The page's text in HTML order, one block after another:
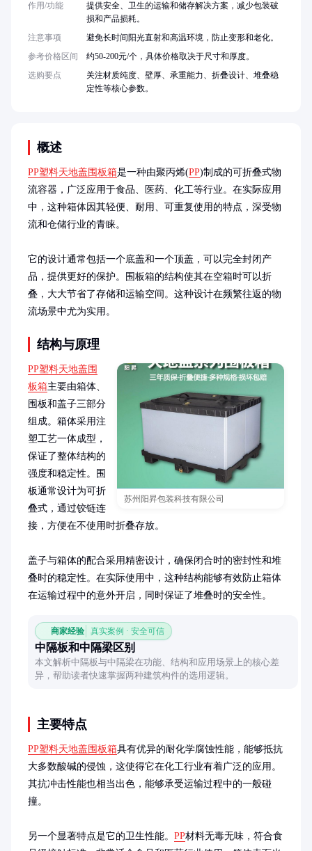
概述
PP塑料天地盖围板箱是一种由聚丙烯(PP)制成的可折叠式物
流容器，广泛应用于食品、医药、化工等行业。在实际应用
中，这种箱体因其轻便、耐用、可重复使用的特点，深受物
流和仓储行业的青睐。
它的设计通常包括一个底盖和一个顶盖，可以完全封闭产
品，提供更好的保护。围板箱的结构使其在空箱时可以折
叠，大大节省了存储和运输空间。这种设计在频繁往返的物
流场景中尤为实用。
结构与原理
苏州阳昇包装科技有限公司
PP塑料天地盖围
板箱主要由箱体、
围板和盖子三部分
组成。箱体采用注
塑工艺一体成型，
保证了整体结构的
强度和稳定性。围
板通常设计为可折
叠式，通过铰链连
接，方便在不使用时折叠存放。
盖子与箱体的配合采用精密设计，确保闭合时的密封性和堆
叠时的稳定性。在实际使用中，这种结构能够有效防止箱体
在运输过程中的意外开启，同时保证了堆叠时的安全性。
商家经验 真实案例 · 安全可信
中隔板和中隔梁区别
本文解析中隔板与中隔梁在功能、结构和应用场景上的核心差
异，帮助读者快速掌握两种建筑构件的选用逻辑。
主要特点
PP塑料天地盖围板箱具有优异的耐化学腐蚀性能，能够抵抗
大多数酸碱的侵蚀，这使得它在化工行业有着广泛的应用。
其抗冲击性能也相当出色，能够承受运输过程中的一般碰
撞。
另一个显著特点是它的卫生性能。 PP材料无毒无味，符合食
作用/功能
提供安全、卫生的运输和储存解决方案，减少包装破
损和产品损耗。
注意事项
避免长时间阳光直射和高温环境，防止变形和老化。
参考价格区间
约50-200元/个，具体价格取决于尺寸和厚度。
选购要点
关注材质纯度、壁厚、承重能力、折叠设计、堆叠稳
定性等核心参数。